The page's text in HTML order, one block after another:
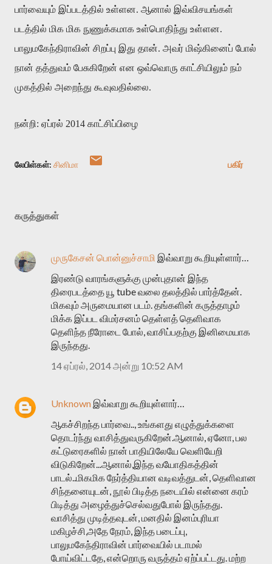
பார்வையும் இப்படத்தில் உள்ளன. ஆனால் இவ்விசயங்கள்
படத்தில் மிக மிக நுணுக்கமாக உள்பொதிந்து உள்ளன.
பாலுமகேந்திராவின் சிறப்பு இது தான். அவர் மிஷ்கினைப் போல்
நான் தத்துவம் பேசுகிறேன் என ஒவ்வொரு காட்சியிலும் நம்
முகத்தில் அறைந்து கூவுவதில்லை.
நன்றி: ஏப்ரல் 2014 காட்சிப்பிழை
லேபிள்கள்: சினிமா பகிர்
கருத்துகள்
முருகேசன் பொன்னுச்சாமி இவ்வாறு கூறியுள்ளார்…
இரண்டு வாரங்களுக்கு முன்புதான் இந்த
திரைபடத்தை யூ tube வலை தலத்தில் பார்த்தேன்.
மிகவும் அருமையான படம். தங்களின் கருத்தாழம்
மிக்க இப்பட விமர்சனம் தெள்ளத் தெளிவாக
தெளிந்த நீரோடை போல், வாசிப்பதற்கு இனிமையாக
இருந்தது.
14 ஏப்ரல், 2014 அன்று 10:52 AM
Unknown இவ்வாறு கூறியுள்ளார்…
ஆகச்சிறந்த பார்வை.., உங்களது எழுத்துக்களை
தொடர்ந்து வாசித்துவருகிறேன்.ஆனால், ஏனோ, பல
கட்டுரைகளில் நான் பாதியிலேயே வெளியேறி
விடுகிறேன்...ஆனால்,இந்த வயோதிகத்தின்
பாடல்..மிகமிக நேர்த்தியான வடிவத்துடன், தெளிவான
சிந்தனையுடன், நூல் பிடித்த நடையில் என்னை கரம்
பிடித்து அழைத்துச்செல்வதுபோல் இருந்தது.
வாசித்து முடித்தவுடன், மனதில் இனம்புரியா
மகிழச்சி,அதே நேரம், இந்த படைப்பு,
பாலுமகேந்திராவின் பார்வையில் படாமல்
போய்விட்டதே, என்றொரு வருத்தம் ஏற்ப்பட்டது. மற்ற